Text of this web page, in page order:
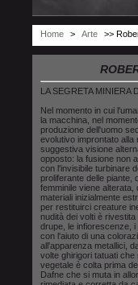
Home > Arte >>
LA SEGRETA MINIERA
Nel momento in cui
la macchina, nel
produzione dell'uomo
evolutivo improntato
suggestiva visione
opposto: la fusione non
con l'invisibile turbinare
proliferante delle piante,
femminile viene
materiali inizialmente
per restituirci creature
nudità dei volti è
drupe, le infiorescenze,
con l'aiuto di una
all'apparenza metallici,
volte ghirigori tatuati
vegetale è colta prima
Dafne che si muta in